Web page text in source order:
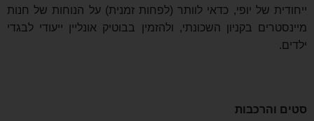
ייחודית של יופי, כדאי לוותר (לפחות זמנית) על הנוחות של חנות
מיינסטרים בקניון השכונתי, ולהזמין בבוטיק אונליין ייעודי לבגדי
ילדים.
סטים והרכבות